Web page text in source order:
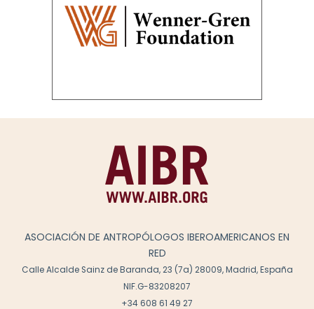
ASOCIACIÓN DE ANTROPÓLOGOS IBEROAMERICANOS EN
RED
Calle Alcalde Sainz de Baranda, 23 (7a) 28009, Madrid, España
NIF.G-83208207
+34 608 61 49 27